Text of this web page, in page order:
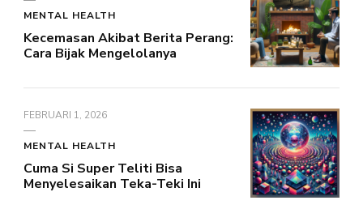
MENTAL HEALTH
Kecemasan Akibat Berita Perang:
Cara Bijak Mengelolanya
FEBRUARI 1, 2026
MENTAL HEALTH
Cuma Si Super Teliti Bisa
Menyelesaikan Teka-Teki Ini